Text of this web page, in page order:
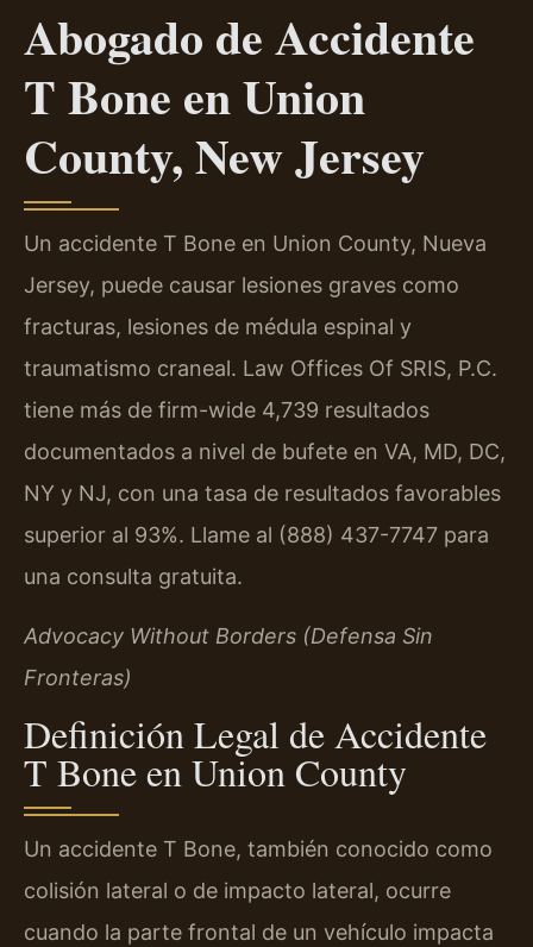
Abogado de Accidente
T Bone en Union
County, New Jersey
Un accidente T Bone en Union County, Nueva
Jersey, puede causar lesiones graves como
fracturas, lesiones de médula espinal y
traumatismo craneal. Law Offices Of SRIS, P.C.
tiene más de firm-wide 4,739 resultados
documentados a nivel de bufete en VA, MD, DC,
NY y NJ, con una tasa de resultados favorables
superior al 93%. Llame al (888) 437-7747 para
una consulta gratuita.
Advocacy Without Borders (Defensa Sin
Fronteras)
Definición Legal de Accidente
T Bone en Union County
Un accidente T Bone, también conocido como
colisión lateral o de impacto lateral, ocurre
cuando la parte frontal de un vehículo impacta